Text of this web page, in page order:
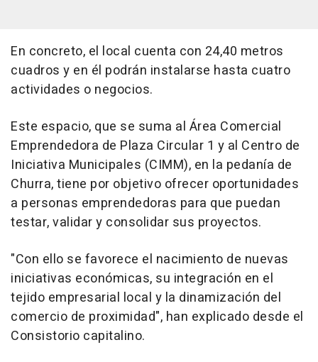
En concreto, el local cuenta con 24,40 metros
cuadros y en él podrán instalarse hasta cuatro
actividades o negocios.
Este espacio, que se suma al Área Comercial
Emprendedora de Plaza Circular 1 y al Centro de
Iniciativa Municipales (CIMM), en la pedanía de
Churra, tiene por objetivo ofrecer oportunidades
a personas emprendedoras para que puedan
testar, validar y consolidar sus proyectos.
"Con ello se favorece el nacimiento de nuevas
iniciativas económicas, su integración en el
tejido empresarial local y la dinamización del
comercio de proximidad", han explicado desde el
Consistorio capitalino.